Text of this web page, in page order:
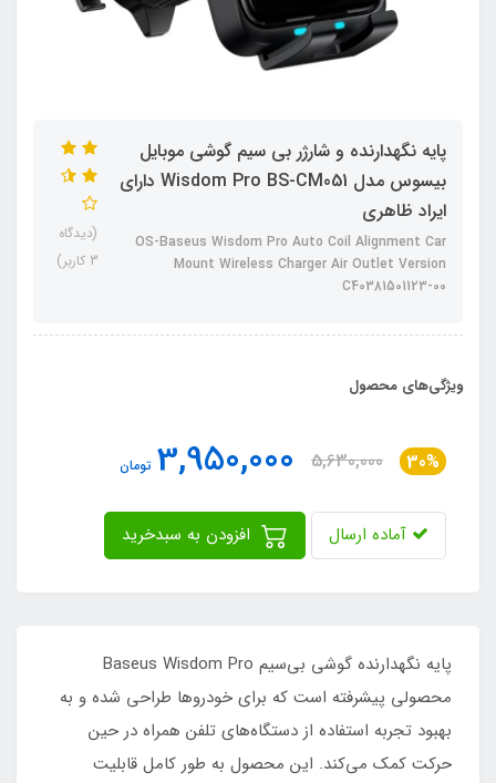
پایه نگهدارنده و شارژر بی سیم گوشی موبایل
بیسوس مدل Wisdom Pro BS-CM051 دارای
ایراد ظاهری
OS-Baseus Wisdom Pro Auto Coil Alignment Car
Mount Wireless Charger Air Outlet Version
C40381501123-00
(دیدگاه
3 کاربر)
ویژگی‌های محصول
30%
5,630,000
3,950,000 تومان
آماده ارسال
پایه نگهدارنده گوشی بی‌سیم Baseus Wisdom Pro
محصولی پیشرفته است که برای خودروها طراحی شده و به
بهبود تجربه استفاده از دستگاه‌های تلفن همراه در حین
حرکت کمک می‌کند. این محصول به طور کامل قابلیت